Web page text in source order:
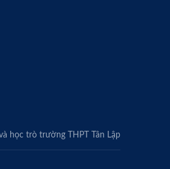
học trò trường THPT Tân Lập